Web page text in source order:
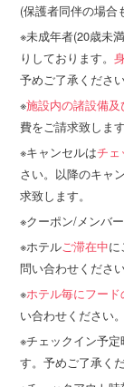
(保護者同伴の場合
未成年者(20歳未
りしております。
予めご了承ください
施設内の諸設備
費をご請求致します
キャンセルはチェ
さい。以降のキャ
求致します。
クーポン/メンバ
ホテルご滞在中
問い合わせください
ホテル毎にフー
い合わせください。
チェックイン予
す。予めご了承くだ